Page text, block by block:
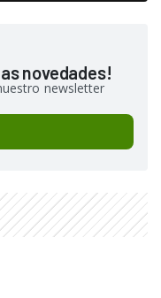
novedades!
newsletter